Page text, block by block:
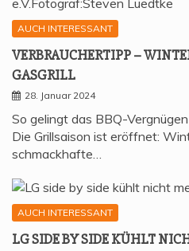
AUCH INTERESSANT
VER­BRAU­CHER­TIPP –
GASGRILL
28. Januar 2024
So gelingt das BBQ-
Die Grillsaison ist eröffnet:
schmackhafte…
AUCH INTERESSANT
LG SIDE BY SIDE KÜHLT